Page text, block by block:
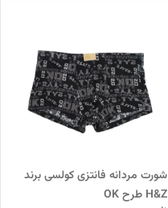
شورت مردانه فانتزی کولسی برند
H&Z طرح OK